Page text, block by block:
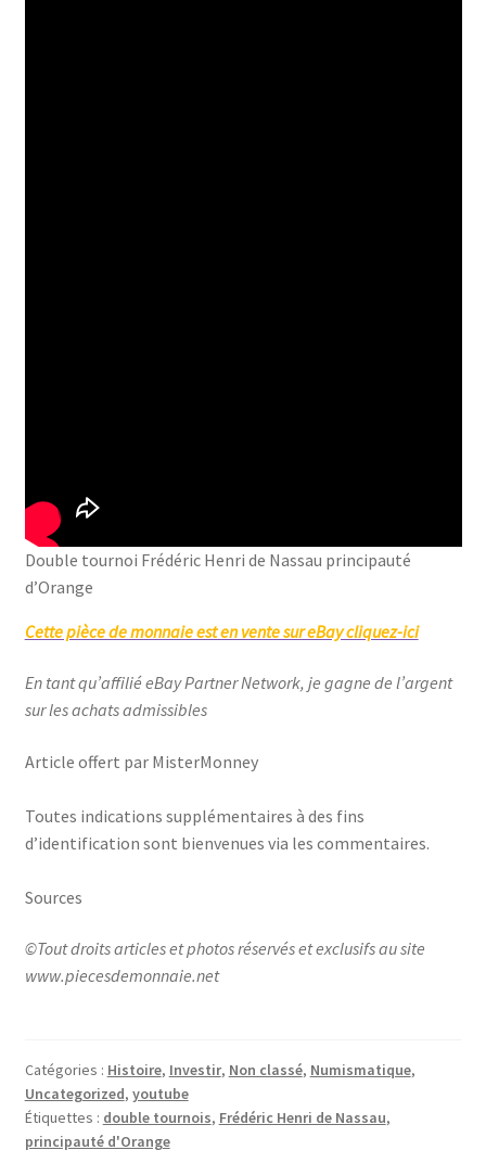
Double tournoi Frédéric Henri de Nassau principauté
d’Orange
Cette pièce de monnaie est en vente sur eBay cliquez-ici
En tant qu’affilié eBay Partner Network, je gagne de l’argent
sur les achats admissibles
Article offert par MisterMonney
Toutes indications supplémentaires à des fins
d’identification sont bienvenues via les commentaires.
Sources
©Tout droits articles et photos réservés et exclusifs au site
www.piecesdemonnaie.net
Catégories : Histoire, Investir, Non classé, Numismatique,
Uncategorized, youtube
Étiquettes : double tournois, Frédéric Henri de Nassau,
principauté d'Orange